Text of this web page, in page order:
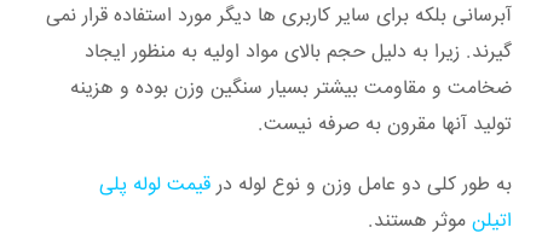
آبرسانی بلکه برای سایر کاربری ها دیگر مورد استفاده قرار نمی
گیرند. زیرا به دلیل حجم بالای مواد اولیه به منظور ایجاد
ضخامت و مقاومت بیشتر بسیار سنگین وزن بوده و هزینه
تولید آنها مقرون به صرفه نیست.
به طور کلی دو عامل وزن و نوع لوله درقیمت لوله پلی
اتیلن موثر هستند.